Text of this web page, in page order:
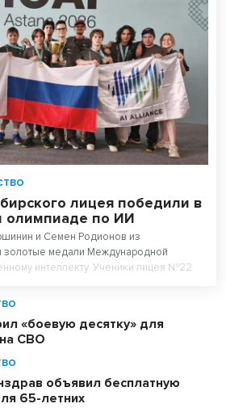
лицея победили в
олимпиаде по ИИ
и Семен Родионов из
золотые медали Международной
интеллекту. Ученики лицея №22
соревнований.
«боевую десятку» для
СВО
объявил бесплатную
65-летних